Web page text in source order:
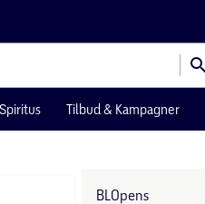
Tilbud & Kampagner
BLOpens